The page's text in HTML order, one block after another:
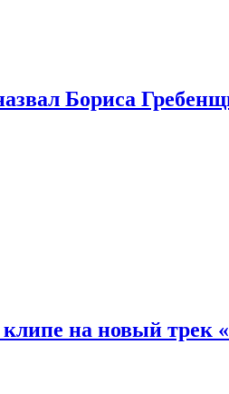
Бориса
на новый трек